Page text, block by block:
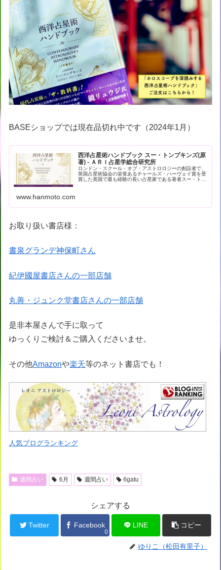
BASEショップでは現在品切れ中です（2024年1月）
西洋占星術ハンドブック スー・トンプキンズ(原
著) - ＡＲＩ占星学総合研究所
ロンドン・スクール・オブ・アストロロジーの創設者で、
英国占星術協会の栄誉あるチャールズ・ハーヴェイ賞を受
賞した英国で最も経験の長い占星家である著者スー・トン
www.hanmoto.com
お取り扱い書店様：
書泉グランデ神保町さん
紀伊國屋書店さんの一部店舗
丸善・ジュンク堂書店さんの一部店舗
是非本屋さんで手に取って
ゆっくりご検討＆ご購入くださいませ。
その他Amazonや楽天等のネット書店でも！
人気ブログランキング
週間占い 6月 週間占い 6gatu
シェアする
Twitter Facebook
0
LINE コピー
ゆりこ（松田有里子）